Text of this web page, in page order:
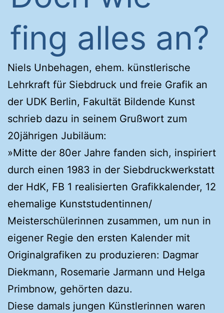
fing alles an?
Niels Unbehagen, ehem. künstlerische
Lehrkraft für Siebdruck und freie Grafik an
der UDK Berlin, Fakultät Bildende Kunst
schrieb dazu in seinem Grußwort zum
20jährigen Jubiläum:
»Mitte der 80er Jahre fanden sich, inspiriert
durch einen 1983 in der Siebdruckwerkstatt
der HdK, FB 1 realisierten Grafikkalender, 12
ehemalige Kunststudentinnen/
Meisterschülerinnen zusammen, um nun in
eigener Regie den ersten Kalender mit
Originalgrafiken zu produzieren: Dagmar
Diekmann, Rosemarie Jarmann und Helga
Primbnow, gehörten dazu.
Diese damals jungen Künstlerinnen waren